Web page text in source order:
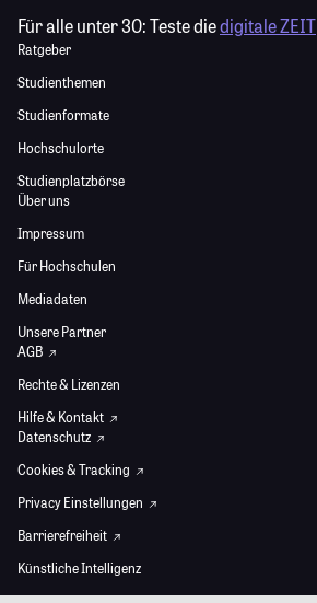
Für alle unter 30:Teste diedigitale ZEIT
Ratgeber
Studienthemen
Studienformate
Hochschulorte
Studienplatzbörse
Über uns
Impressum
Für Hochschulen
Mediadaten
Unsere Partner
AGB
Rechte & Lizenzen
Hilfe & Kontakt
Datenschutz
Cookies & Tracking
Privacy Einstellungen
Barrierefreiheit
Künstliche Intelligenz